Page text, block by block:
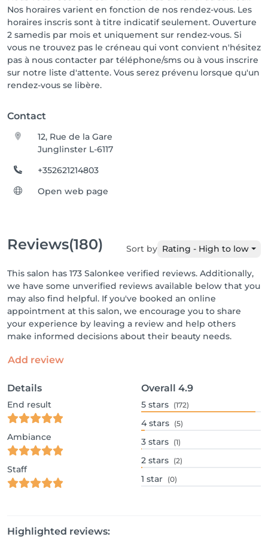
Nos horaires varient en fonction de nos rendez-vous. Les
horaires inscris sont à titre indicatif seulement. Ouverture
2 samedis par mois et uniquement sur rendez-vous. Si
vous ne trouvez pas le créneau qui vont convient n'hésitez
pas à nous contacter par téléphone/sms ou à vous inscrire
sur notre liste d'attente. Vous serez prévenu lorsque qu'un
rendez-vous se libère.
Contact
12, Rue de la Gare
Junglinster L-6117
+352621214803
Open web page
Reviews(180) Sort by Rating - High to low
This salon has 173 Salonkee verified reviews. Additionally,
we have some unverified reviews available below that you
may also find helpful. If you've booked an online
appointment at this salon, we encourage you to share
your experience by leaving a review and help others
make informed decisions about their beauty needs.
Add review
Details
End result
Ambiance
Staff
Overall 4.9
5 stars (172)
4 stars (5)
3 stars (1)
2 stars (2)
1 star (0)
Highlighted reviews: